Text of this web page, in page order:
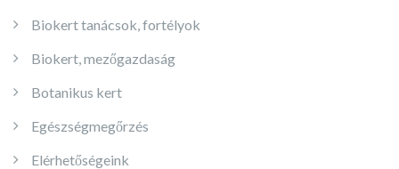
Biokert tanácsok, fortélyok
Biokert, mezőgazdaság
Botanikus kert
Egészségmegőrzés
Elérhetőségeink